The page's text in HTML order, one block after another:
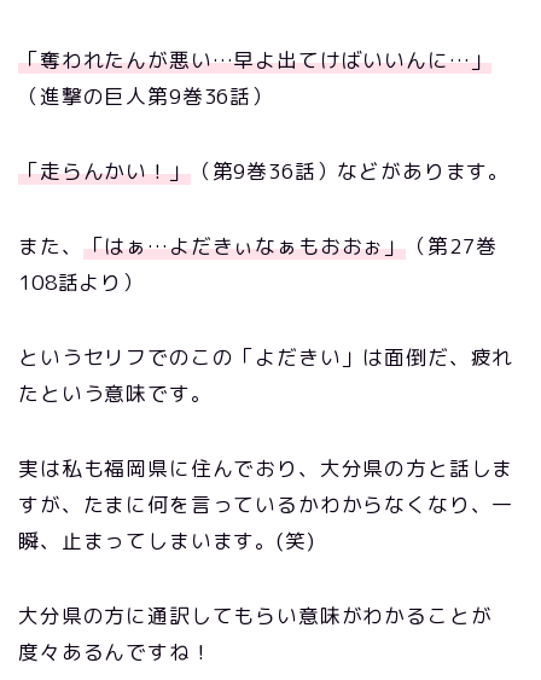
「奪われたんが悪い…早よ出てけばいいんに…」
（進撃の巨人第9巻36話）
「走らんかい！」（第9巻36話）などがあります。
また、 「はぁ…よだきぃなぁもおおぉ」 （第27巻
108話より）
というセリフでのこの「よだきい」は面倒だ、疲れ
たという意味です。
実は私も福岡県に住んでおり、大分県の方と話しま
すが、たまに何を言っているかわからなくなり、一
瞬、止まってしまいます。(笑)
大分県の方に通訳してもらい意味がわかることが
度々あるんですね！